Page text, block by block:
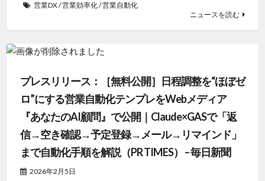
営業DX/営業効率化/営業自動化
ニュースを読む
プレスリリース：［無料公開］日程調整を“ほぼゼ
ロ”にする営業自動化テンプレをWebメディア
『あなたのAI顧問』で公開｜Claude×GASで「返
信→空き確認→予定登録→メール→リマインド」
まで自動化手順を解説（PR TIMES） – 毎日新聞
2026年2月5日